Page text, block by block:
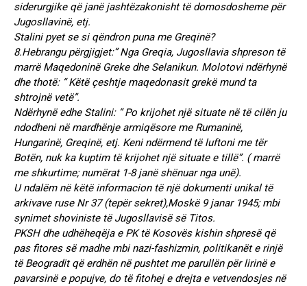
siderurgjike që janë jashtëzakonisht të domosdosheme për
Jugosllavinë, etj.
Stalini pyet se si qëndron puna me Greqinë?
8.Hebrangu përgjigjet:” Nga Greqia, Jugosllavia shpreson të
marrë Maqedoninë Greke dhe Selanikun. Molotovi ndërhynë
dhe thotë: “ Këtë çeshtje maqedonasit grekë mund ta
shtrojnë vetë”.
Ndërhynë edhe Stalini: “ Po krijohet një situate në të cilën ju
ndodheni në mardhënje armiqësore me Rumaninë,
Hungarinë, Greqinë, etj. Keni ndërmend të luftoni me tër
Botën, nuk ka kuptim të krijohet një situate e tillë”. ( marrë
me shkurtime; numërat 1-8 janë shënuar nga unë).
U ndalëm në këtë informacion të një dokumenti unikal të
arkivave ruse Nr 37 (tepër sekret),Moskë 9 janar 1945; mbi
synimet shoviniste të Jugosllavisë së Titos.
PKSH dhe udhëheqëja e PK të Kosovës kishin shpresë që
pas fitores së madhe mbi nazi-fashizmin, politikanët e rinjë
të Beogradit që erdhën në pushtet me parullën për lirinë e
pavarsinë e popujve, do të fitohej e drejta e vetvendosjes në